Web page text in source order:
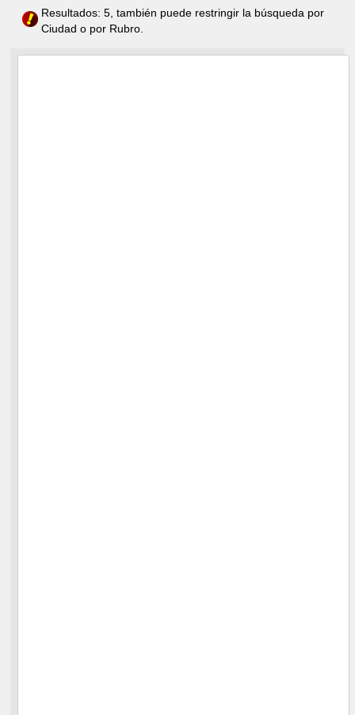
Resultados: 5, también puede restringir la búsqueda por
Ciudad o por Rubro.